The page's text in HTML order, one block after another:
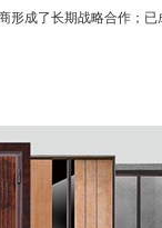
形成了长期战略合作；已